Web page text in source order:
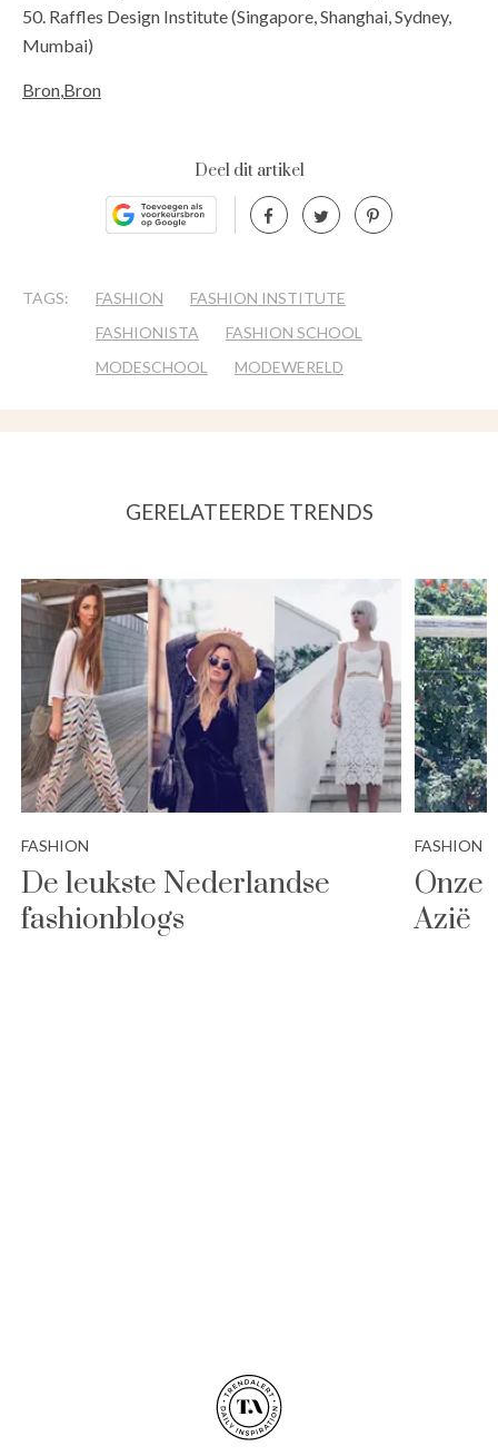
50. Raffles Design Institute (Singapore, Shanghai, Sydney,
Mumbai)
Bron,Bron
Deel dit artikel
TAGS: FASHION
FASHION INSTITUTE
FASHIONISTA
FASHION SCHOOL
MODESCHOOL
MODEWERELD
GERELATEERDE TRENDS
FASHION
De leukste Nederlandse
fashionblogs
FASHION
Onze
Azië